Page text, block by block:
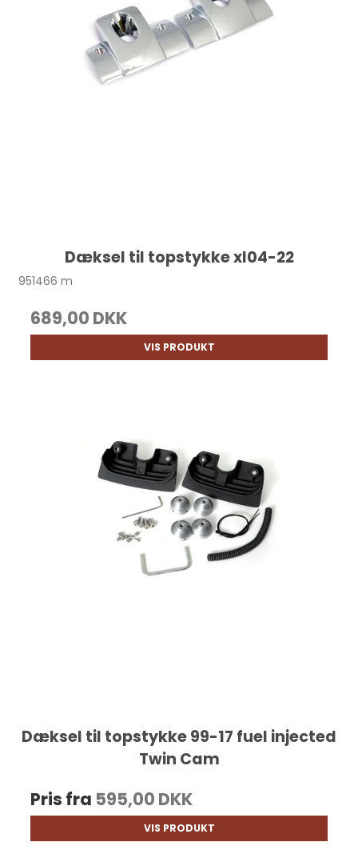
Dæksel til topstykke xl04-22
951466 m
689,00 DKK
VIS PRODUKT
Dæksel til topstykke 99-17 fuel injected
Twin Cam
Pris fra 595,00 DKK
VIS PRODUKT